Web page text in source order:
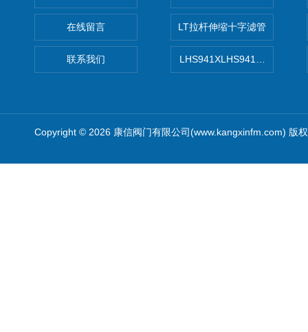
在线留言
联系我们
LT拉杆伸缩十字滤管
LHS941XLHS941X调压调流
Copyright © 2026 康信阀门有限公司(www.kangxinfm.com) 版